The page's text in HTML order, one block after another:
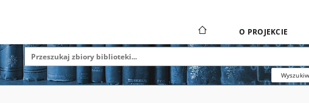
O PROJEKCIE